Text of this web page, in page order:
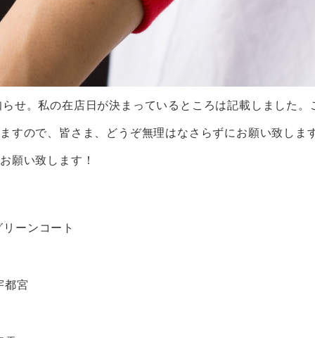
せ。私の在店日が決まっているところは記載しました。
すので、皆さま、どうぞ無理はなさらずにお願い致しま
願い致します！
ーンコート
都宮